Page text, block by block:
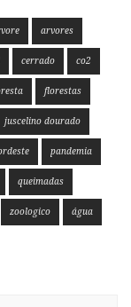
arvores
cerrado co2
florestas
juscelino dourado
pandemia
queimadas
zoologico água